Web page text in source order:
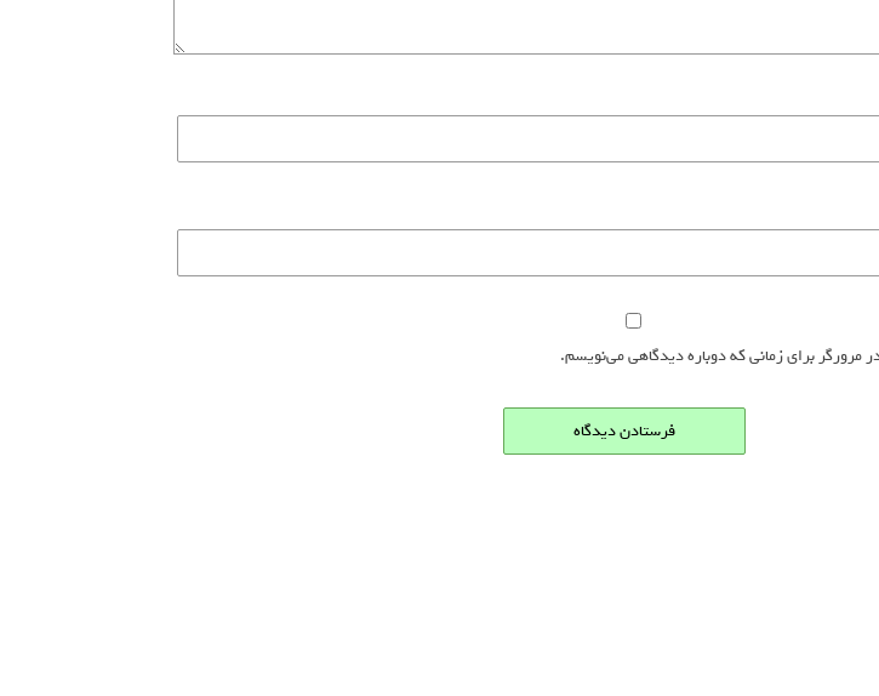
مرورگر برای زمانی که دوباره دیدگاهی می‌نویسم.